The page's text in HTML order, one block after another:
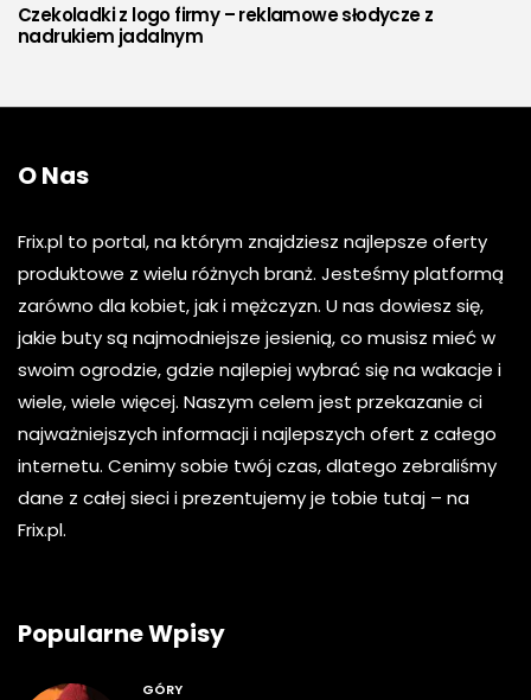
Czekoladki z logo firmy – reklamowe słodycze z
nadrukiem jadalnym
O Nas
Frix.pl to portal, na którym znajdziesz najlepsze oferty
produktowe z wielu różnych branż. Jesteśmy platformą
zarówno dla kobiet, jak i mężczyzn. U nas dowiesz się,
jakie buty są najmodniejsze jesienią, co musisz mieć w
swoim ogrodzie, gdzie najlepiej wybrać się na wakacje i
wiele, wiele więcej. Naszym celem jest przekazanie ci
najważniejszych informacji i najlepszych ofert z całego
internetu. Cenimy sobie twój czas, dlatego zebraliśmy
dane z całej sieci i prezentujemy je tobie tutaj – na
Frix.pl.
Popularne Wpisy
GÓRY